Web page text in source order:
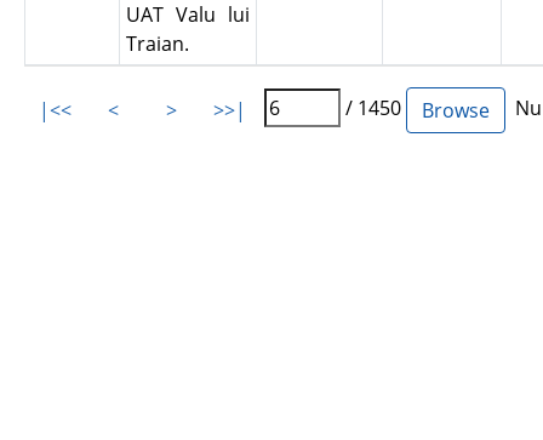
UAT Valu lui
Traian.
|<< < > >>| / 1450